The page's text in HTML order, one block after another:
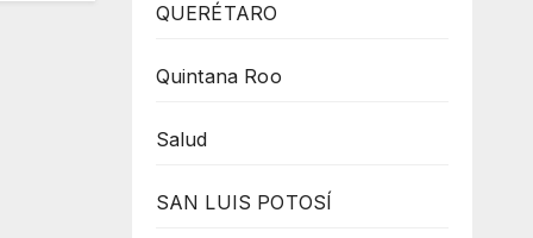
QUERÉTARO
Quintana Roo
Salud
SAN LUIS POTOSÍ